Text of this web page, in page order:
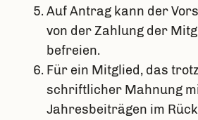
Auf Antrag kann der
von der Zahlung der
befreien.
Für ein Mitglied, das
schriftlicher Mahnung
Jahresbeiträgen im